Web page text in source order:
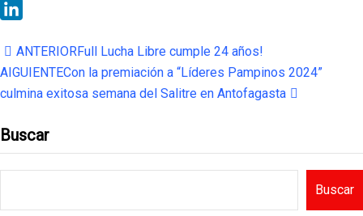
WhatsApp
ANTERIORFull Lucha Libre cumple 24 años!
AIGUIENTECon la premiación a “Líderes Pampinos 2024”
culmina exitosa semana del Salitre en Antofagasta
Buscar
Buscar